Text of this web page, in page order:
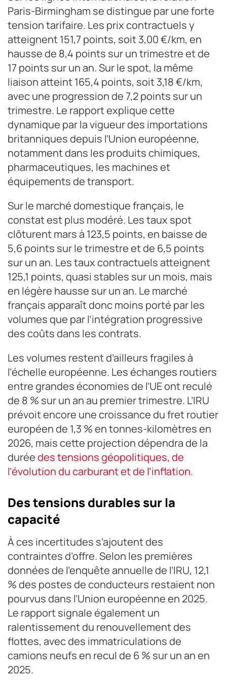
Paris-Birmingham se distingue par une forte
tension tarifaire. Les prix contractuels y
atteignent 151,7 points, soit 3,00 €/km, en
hausse de 8,4 points sur un trimestre et de
17 points sur un an. Sur le spot, la même
liaison atteint 165,4 points, soit 3,18 €/km,
avec une progression de 7,2 points sur un
trimestre. Le rapport explique cette
dynamique par la vigueur des importations
britanniques depuis l’Union européenne,
notamment dans les produits chimiques,
pharmaceutiques, les machines et
équipements de transport.
Sur le marché domestique français, le
constat est plus modéré. Les taux spot
clôturent mars à 123,5 points, en baisse de
5,6 points sur le trimestre et de 6,5 points
sur un an. Les taux contractuels atteignent
125,1 points, quasi stables sur un mois, mais
en légère hausse sur un an. Le marché
français apparaît donc moins porté par les
volumes que par l’intégration progressive
des coûts dans les contrats.
Les volumes restent d’ailleurs fragiles à
l’échelle européenne. Les échanges routiers
entre grandes économies de l’UE ont reculé
de 8 % sur un an au premier trimestre. L’IRU
prévoit encore une croissance du fret routier
européen de 1,3 % en tonnes-kilomètres en
2026, mais cette projection dépendra de la
duréedes tensions géopolitiques, de
l’évolution du carburant et de l’inflation.
Des tensions durables sur la
capacité
À ces incertitudes s’ajoutent des
contraintes d’offre. Selon les premières
données de l’enquête annuelle de l’IRU, 12,1
% des postes de conducteurs restaient non
pourvus dans l’Union européenne en 2025.
Le rapport signale également un
ralentissement du renouvellement des
flottes, avec des immatriculations de
camions neufs en recul de 6 % sur un an en
2025.